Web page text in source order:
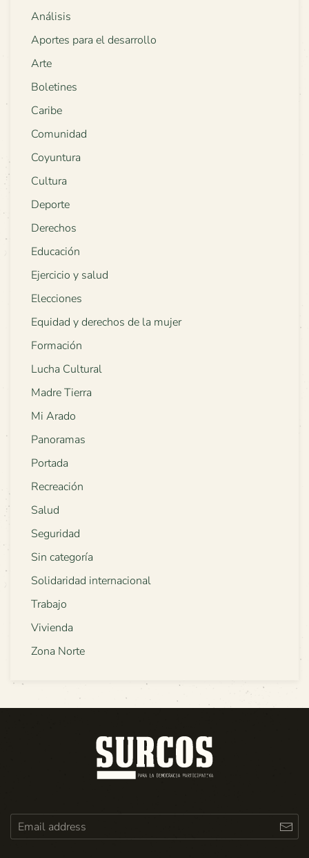
Análisis
Aportes para el desarrollo
Arte
Boletines
Caribe
Comunidad
Coyuntura
Cultura
Deporte
Derechos
Educación
Ejercicio y salud
Elecciones
Equidad y derechos de la mujer
Formación
Lucha Cultural
Madre Tierra
Mi Arado
Panoramas
Portada
Recreación
Salud
Seguridad
Sin categoría
Solidaridad internacional
Trabajo
Vivienda
Zona Norte